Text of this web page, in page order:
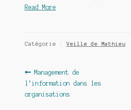
Read More
Catégorie :Veille de Mathieu
Navigation
de
Article
précédent :
Management de
l’information dans les
organisations